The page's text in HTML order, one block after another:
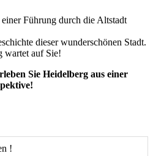
Führung durch die Altstadt
dieser wunderschönen Stadt.
wartet auf Sie!
Sie Heidelberg aus einer
!